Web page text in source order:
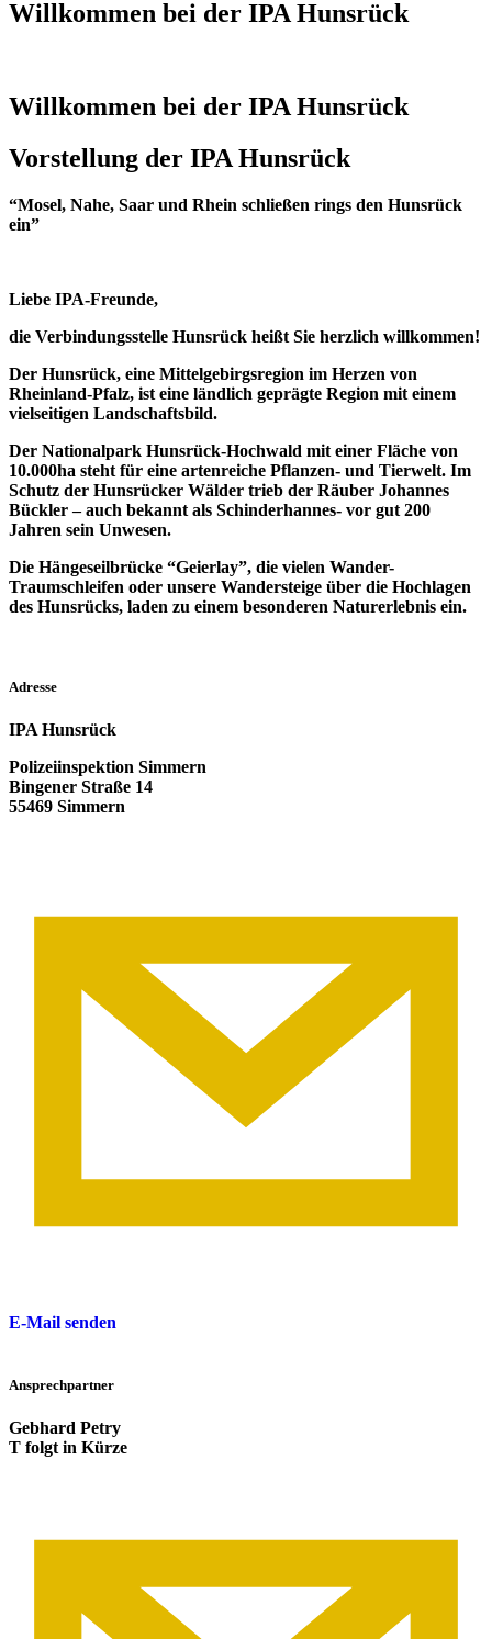
Willkommen bei der IPA Hunsrück
Willkommen bei der IPA Hunsrück
Vorstellung der IPA Hunsrück
“Mosel, Nahe, Saar und Rhein schließen rings den Hunsrück
ein”
Liebe IPA-Freunde,
die Verbindungsstelle Hunsrück heißt Sie herzlich willkommen!
Der Hunsrück, eine Mittelgebirgsregion im Herzen von
Rheinland-Pfalz, ist eine ländlich geprägte Region mit einem
vielseitigen Landschaftsbild.
Der Nationalpark Hunsrück-Hochwald mit einer Fläche von
10.000ha steht für eine artenreiche Pflanzen- und Tierwelt. Im
Schutz der Hunsrücker Wälder trieb der Räuber Johannes
Bückler – auch bekannt als Schinderhannes- vor gut 200
Jahren sein Unwesen.
Die Hängeseilbrücke “Geierlay”, die vielen Wander-
Traumschleifen oder unsere Wandersteige über die Hochlagen
des Hunsrücks, laden zu einem besonderen Naturerlebnis ein.
Adresse
IPA Hunsrück
Polizeiinspektion Simmern
Bingener Straße 14
55469 Simmern
E-Mail senden
Ansprechpartner
Gebhard Petry
T folgt in Kürze